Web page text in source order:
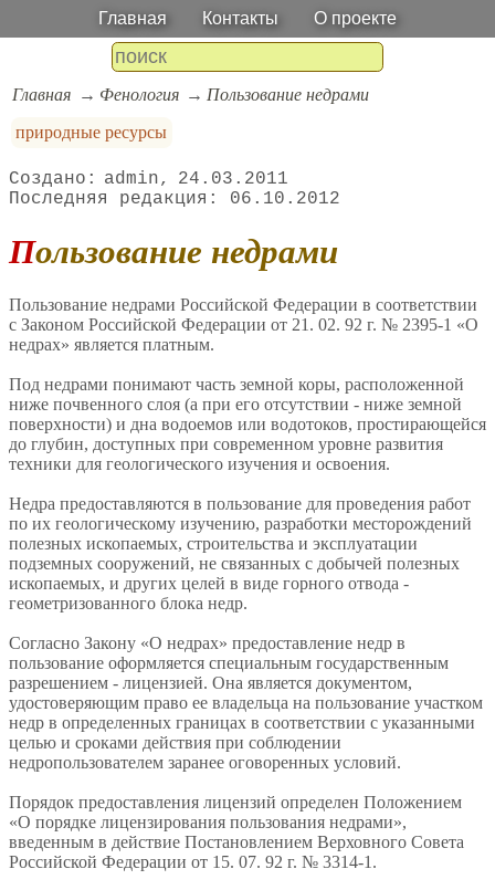
Главная Контакты О проекте
Главная Фенология
Пользование недрами
природные ресурсы
admin
24.03.2011
06.10.2012
Пользование недрами
Пользование недрами Российской Федерации в соответствии
с Законом Российской Федерации от 21. 02. 92 г. № 2395-1 «О
недрах» является платным.
Под недрами понимают часть земной коры, расположенной
ниже почвенного слоя (а при его отсутствии - ниже земной
поверхности) и дна водоемов или водотоков, простирающейся
до глубин, доступных при современном уровне развития
техники для геологического изучения и освоения.
Недра предоставляются в пользование для проведения работ
по их геологическому изучению, разработки месторождений
полезных ископаемых, строительства и эксплуатации
подземных сооружений, не связанных с добычей полезных
ископаемых, и других целей в виде горного отвода -
геометризованного блока недр.
Согласно Закону «О недрах» предоставление недр в
пользование оформляется специальным государственным
разрешением - лицензией. Она является документом,
удостоверяющим право ее владельца на пользование участком
недр в определенных границах в соответствии с указанными
целью и сроками действия при соблюдении
недропользователем заранее оговоренных условий.
Порядок предоставления лицензий определен Положением
«О порядке лицензирования пользования недрами»,
введенным в действие Постановлением Верховного Совета
Российской Федерации от 15. 07. 92 г. № 3314-1.